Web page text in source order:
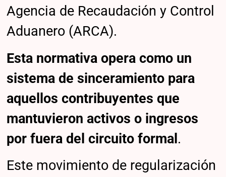
Agencia de Recaudación y Control
Aduanero (ARCA).
Esta normativa opera como un
sistema de sinceramiento para
aquellos contribuyentes que
mantuvieron activos o ingresos
por fuera del circuito formal .
Este movimiento de regularización